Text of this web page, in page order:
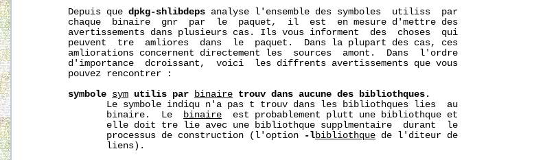
       Depuis que
dpkg-shlibdeps analyse l'ensemble des symboles  utiliss  par
       chaque  binaire  gnr  par  le  paquet,  il  est  en mesure d'mettre des
       avertissements dans plusieurs cas. Ils vous informent  des  choses  qui
       peuvent  tre  amliores  dans  le  paquet.  Dans la plupart des cas, ces
       amliorations concernent directement les  sources  amont.  Dans  l'ordre
       d'importance  dcroissant,  voici  les diffrents avertissements que vous
       pouvez rencontrer :
symbole sym utilis par binaire trouv dans aucune des
bibliothques.
              Le symbole indiqu n'a pas t trouv dans les bibliothques lies  au
              binaire.  Le
binaire
  est probablement plutt une bibliothque et
              elle doit tre lie avec une bibliothque supplmentaire  durant  le
              processus de construction (l'option
-lbibliothque de l'diteur de
              liens).